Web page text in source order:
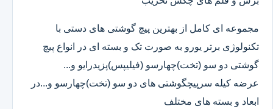
مجموعه ای کامل از بهترین پیچ گوشتی های دستی با
تکنولوژی برتر یورو به صورت تک و بسته ای در انواع پیچ
گوشتی دو سو (تخت)چهارسو (فیلیپس)پزیدرایو و...
عرضه کیله سرپیچگوشتی های دو سو (تخت)چهارسو و...در
ابعاد و بسته های مختلف